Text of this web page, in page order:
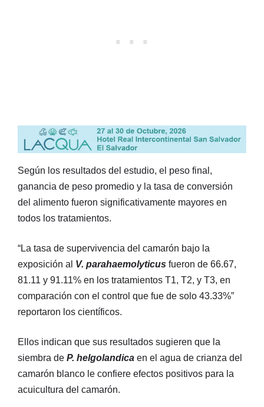
Según los resultados del estudio, el peso final,
ganancia de peso promedio y la tasa de conversión
del alimento fueron significativamente mayores en
todos los tratamientos.
“La tasa de supervivencia del camarón bajo la
exposición al V. parahaemolyticus fueron de 66.67,
81.11 y 91.11% en los tratamientos T1, T2, y T3, en
comparación con el control que fue de solo 43.33%”
reportaron los científicos.
Ellos indican que sus resultados sugieren que la
siembra de P. helgolandica en el agua de crianza del
camarón blanco le confiere efectos positivos para la
acuicultura del camarón.